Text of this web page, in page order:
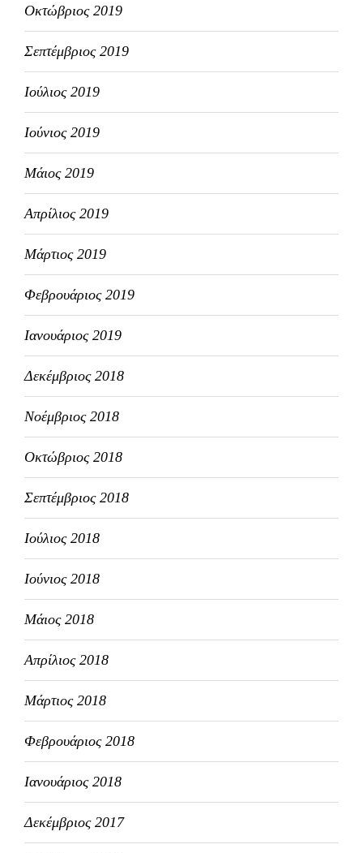
Οκτώβριος 2019
Σεπτέμβριος 2019
Ιούλιος 2019
Ιούνιος 2019
Μάιος 2019
Απρίλιος 2019
Μάρτιος 2019
Φεβρουάριος 2019
Ιανουάριος 2019
Δεκέμβριος 2018
Νοέμβριος 2018
Οκτώβριος 2018
Σεπτέμβριος 2018
Ιούλιος 2018
Ιούνιος 2018
Μάιος 2018
Απρίλιος 2018
Μάρτιος 2018
Φεβρουάριος 2018
Ιανουάριος 2018
Δεκέμβριος 2017